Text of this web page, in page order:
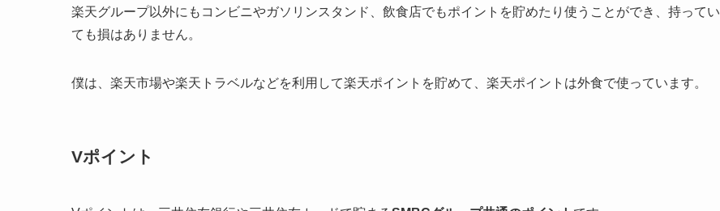
楽天グループ以外にもコンビニやガソリンスタンド、飲食店でもポイントを貯めたり使うことができ、持ってい
ても損はありません。
僕は、楽天市場や楽天トラベルなどを利用して楽天ポイントを貯めて、 楽天ポイントは外食で使っています。
Vポイント